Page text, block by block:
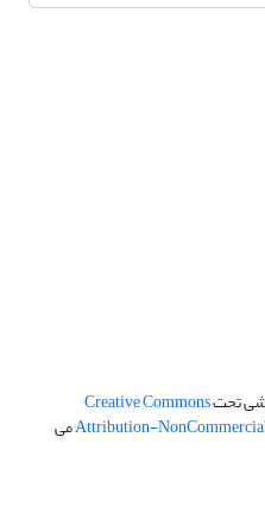
تحتCreative Commons
Attribution-می